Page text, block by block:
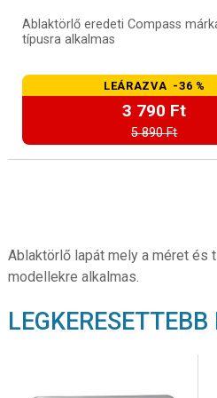
Ablaktörlő eredeti Compass
típusra alkalmas
LEÁRAZVA -36 %
3 790 Ft
5 890 Ft
Ablaktörlő lapát mely a méret és
modellekre alkalmas.